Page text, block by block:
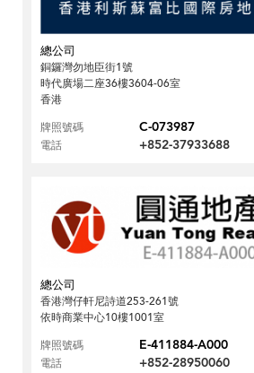
總公司
銅鑼灣勿地臣街1號
時代廣場二座36樓3604-06室
香港
牌照號碼
C-073987
電話 +852-37933688
總公司
香港灣仔軒尼詩道253-261號
依時商業中心10樓1001室
牌照號碼
E-411884-A000
電話 +852-28950060